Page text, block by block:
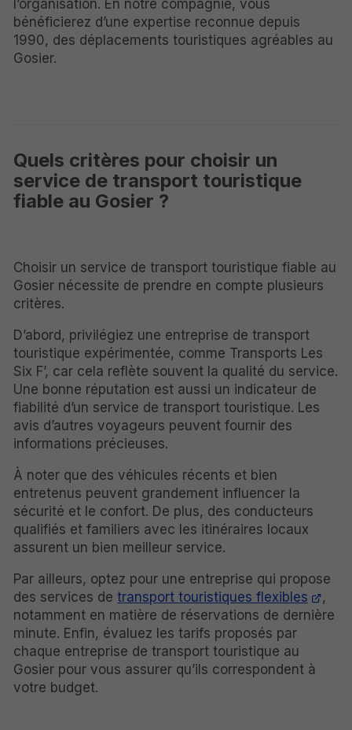
l’organisation. En notre compagnie, vous
bénéficierez d’une expertise reconnue depuis
1990, des déplacements touristiques agréables au
Gosier.
Quels critères pour choisir un
service de transport touristique
fiable au Gosier ?
Choisir un service de transport touristique fiable au
Gosier nécessite de prendre en compte plusieurs
critères.
D’abord, privilégiez une entreprise de transport
touristique expérimentée, comme Transports Les
Six F’, car cela reflète souvent la qualité du service.
Une bonne réputation est aussi un indicateur de
fiabilité d’un service de transport touristique. Les
avis d’autres voyageurs peuvent fournir des
informations précieuses.
À noter que des véhicules récents et bien
entretenus peuvent grandement influencer la
sécurité et le confort. De plus, des conducteurs
qualifiés et familiers avec les itinéraires locaux
assurent un bien meilleur service.
Par ailleurs, optez pour une entreprise qui propose
des services de transport touristiques flexibles
,
notamment en matière de réservations de dernière
minute. Enfin, évaluez les tarifs proposés par
chaque entreprise de transport touristique au
Gosier pour vous assurer qu’ils correspondent à
votre budget.